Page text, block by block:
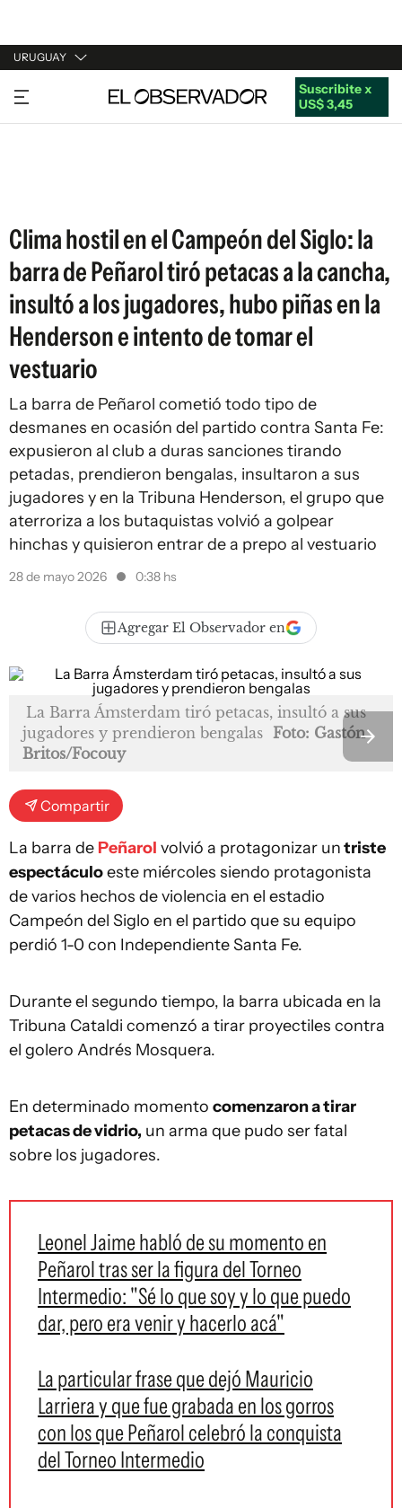
URUGUAY
URUGUAY
ARGENTINA
Suscribite x
US$ 3,45
Clima hostil en el Campeón del Siglo: la
barra de Peñarol tiró petacas a la cancha,
insultó a los jugadores, hubo piñas en la
Henderson e intento de tomar el
vestuario
La barra de Peñarol cometió todo tipo de
desmanes en ocasión del partido contra Santa Fe:
expusieron al club a duras sanciones tirando
petadas, prendieron bengalas, insultaron a sus
jugadores y en la Tribuna Henderson, el grupo que
aterroriza a los butaquistas volvió a golpear
hinchas y quisieron entrar de a prepo al vestuario
28 de mayo 2026 0:38 hs
Agregar El Observador en
La Barra Ámsterdam tiró petacas, insultó a sus
jugadores y prendieron bengalas Foto: Gastón
Britos/Focouy
Compartir
La barra de Peñarol volvió a protagonizar untriste
espectáculoeste miércoles siendo protagonista
de varios hechos de violencia en el estadio
Campeón del Siglo en el partido que su equipo
perdió 1-0 con Independiente Santa Fe.
Durante el segundo tiempo, la barra ubicada en la
Tribuna Cataldi comenzó a tirar proyectiles contra
el golero Andrés Mosquera.
En determinado momento comenzaron a tirar
petacas de vidrio, un arma que pudo ser fatal
sobre los jugadores.
Leonel Jaime habló de su momento en
Peñarol tras ser la figura del Torneo
Intermedio: "Sé lo que soy y lo que puedo
dar, pero era venir y hacerlo acá"
La particular frase que dejó Mauricio
Larriera y que fue grabada en los gorros
con los que Peñarol celebró la conquista
del Torneo Intermedio